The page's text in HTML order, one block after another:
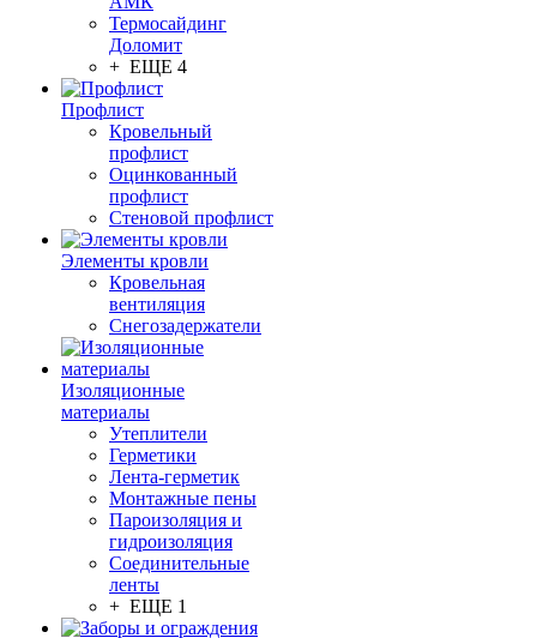
Термосайдинг
Доломит
+ ЕЩЕ 4
Профлист
Кровельный
профлист
Оцинкованный
профлист
Стеновой профлист
Элементы кровли
Кровельная
вентиляция
Снегозадержатели
Изоляционные
материалы
Утеплители
Герметики
Лента-герметик
Монтажные пены
Пароизоляция и
гидроизоляция
Соединительные
ленты
+ ЕЩЕ 1